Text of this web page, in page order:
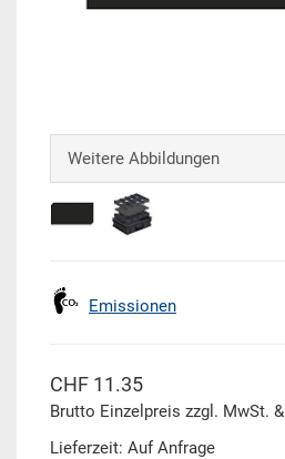
Weitere Abbildungen
Emissionen
CHF 11.35
Brutto Einzelpreis zzgl. MwSt. &
Lieferzeit: Auf Anfrage